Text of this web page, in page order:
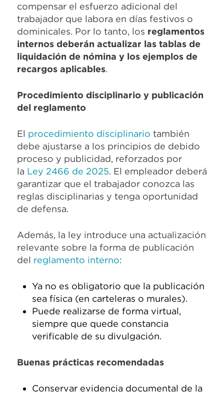
compensar el esfuerzo adicional del
trabajador que labora en días festivos o
dominicales. Por lo tanto, los reglamentos
internos deberán actualizar las tablas de
liquidación de nómina y los ejemplos de
recargos aplicables.
Procedimiento disciplinario y publicación
del reglamento
El procedimiento disciplinario también
debe ajustarse a los principios de debido
proceso y publicidad, reforzados por
la Ley 2466 de 2025. El empleador deberá
garantizar que el trabajador conozca las
reglas disciplinarias y tenga oportunidad
de defensa.
Además, la ley introduce una actualización
relevante sobre la forma de publicación
del reglamento interno:
Ya no es obligatorio que la publicación
sea física (en carteleras o murales).
Puede realizarse de forma virtual,
siempre que quede constancia
verificable de su divulgación.
Buenas prácticas recomendadas
Conservar evidencia documental de la